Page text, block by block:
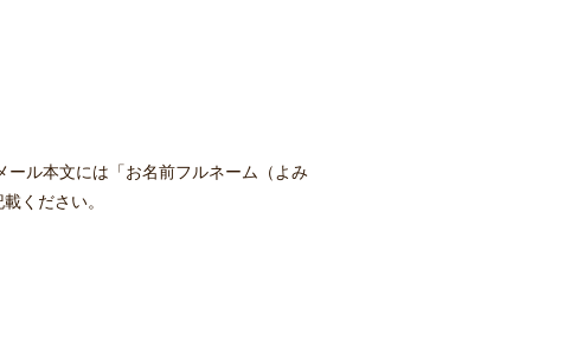
ル本文には「お名前フルネーム（よみ
ください。